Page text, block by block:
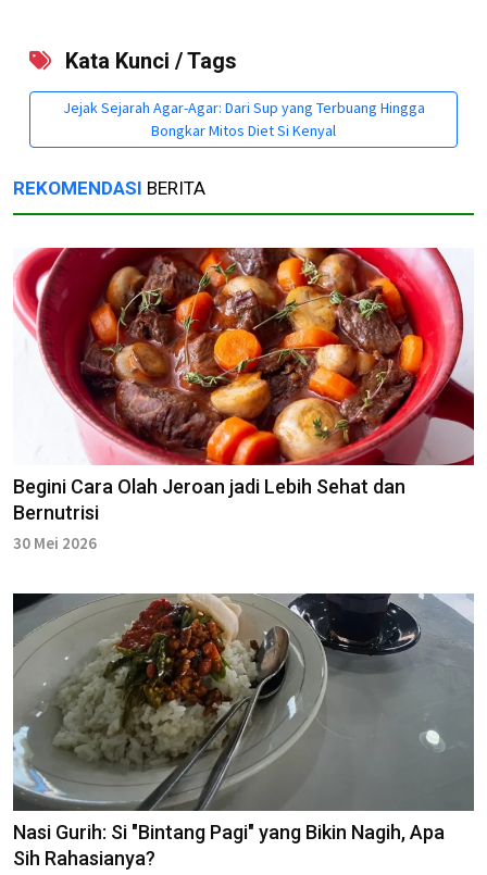
Kata Kunci / Tags
Jejak Sejarah Agar-Agar: Dari Sup yang Terbuang Hingga
Bongkar Mitos Diet Si Kenyal
REKOMENDASI BERITA
Begini Cara Olah Jeroan jadi Lebih Sehat dan
Bernutrisi
30 Mei 2026
Nasi Gurih: Si "Bintang Pagi" yang Bikin Nagih, Apa
Sih Rahasianya?